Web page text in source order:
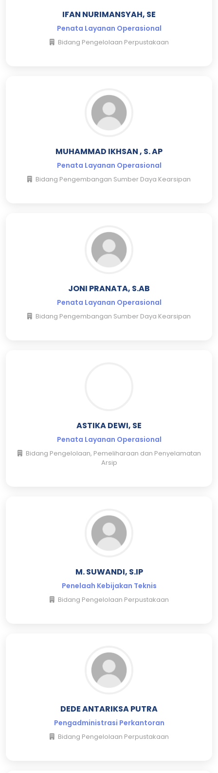
IFAN NURIMANSYAH, SE
Penata Layanan Operasional
Bidang Pengelolaan Perpustakaan
MUHAMMAD IKHSAN , S. AP
Penata Layanan Operasional
Bidang Pengembangan Sumber Daya Kearsipan
JONI PRANATA, S.AB
Penata Layanan Operasional
Bidang Pengembangan Sumber Daya Kearsipan
ASTIKA DEWI, SE
Penata Layanan Operasional
Bidang Pengelolaan, Pemeliharaan dan Penyelamatan
Arsip
M. SUWANDI, S.IP
Penelaah Kebijakan Teknis
Bidang Pengelolaan Perpustakaan
DEDE ANTARIKSA PUTRA
Pengadministrasi Perkantoran
Bidang Pengelolaan Perpustakaan